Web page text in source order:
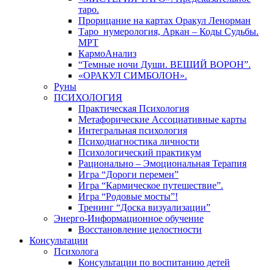
таро.
Прорицание на картах Оракул Ленорман
Таро_нумерология, Аркан – Коды Судьбы.
МРТ
КармоАнализ
“Темные ночи Души. ВЕЩИЙ ВОРОН”.
«ОРАКУЛ СИМБОЛОН».
Руны
ПСИХОЛОГИЯ
Практическая Психология
Метафорические Ассоциативные карты
Интегральная психология
Психодиагностика личности
Психологический практикум
Рационально – Эмоциональная Терапия
Игра “Дороги перемен”
Игра “Кармическое путешествие”.
Игра “Родовые мосты”!
Тренинг “Доска визуализации”
Энерго-Информационное обучение
Восстановление целостности
Консультации
Психолога
Консультации по воспитанию детей